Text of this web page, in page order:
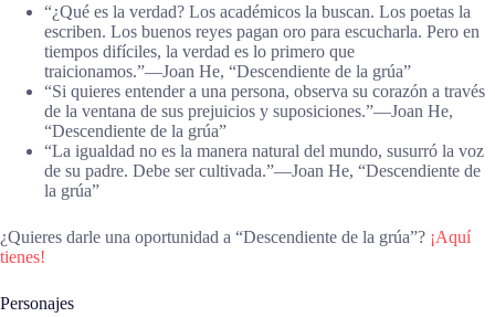
“¿Qué es la verdad? Los académicos la buscan. Los poetas la
escriben. Los buenos reyes pagan oro para escucharla. Pero en
tiempos difíciles, la verdad es lo primero que
traicionamos.”―Joan He, “Descendiente de la grúa”
“Si quieres entender a una persona, observa su corazón a través
de la ventana de sus prejuicios y suposiciones.”―Joan He,
“Descendiente de la grúa”
“La igualdad no es la manera natural del mundo, susurró la voz
de su padre. Debe ser cultivada.”―Joan He, “Descendiente de
la grúa”
¿Quieres darle una oportunidad a “Descendiente de la grúa”? ¡Aquí
tienes!
Personajes